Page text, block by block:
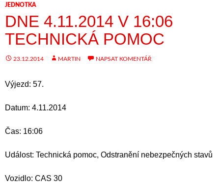
JEDNOTKA
DNE 4.11.2014 V 16:06
TECHNICKÁ POMOC
23.12.2014 MARTIN NAPSAT KOMENTÁŘ
Výjezd: 57.
Datum: 4.11.2014
Čas: 16:06
Událost: Technická pomoc, Odstranění nebezpečných stavů
Vozidlo: CAS 30